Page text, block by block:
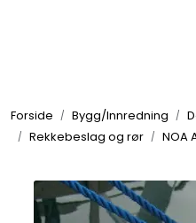
Forside Bygg/Innredning
Rekkebeslag og rør
NOA
Elektrisk
Bygg/Innredning